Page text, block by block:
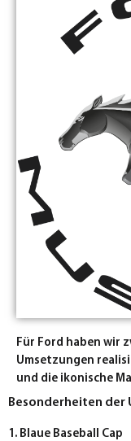
Für Ford haben wir
Umsetzungen
und die ikonische
Besonderheiten der
1. Blaue Baseball Cap